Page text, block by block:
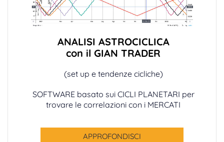
ANALISI ASTROCICLICA
con il GIAN TRADER
(set up e tendenze cicliche)
SOFTWARE basato sui CICLI PLANETARI per
trovare le correlazioni con i MERCATI
APPROFONDISCI